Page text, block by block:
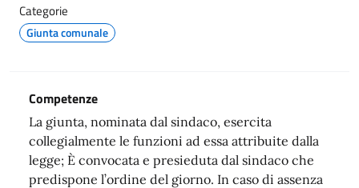
Categorie
Giunta comunale
Competenze
La giunta, nominata dal sindaco, esercita
collegialmente le funzioni ad essa attribuite dalla
legge; È convocata e presieduta dal sindaco che
predispone l’ordine del giorno. In caso di assenza